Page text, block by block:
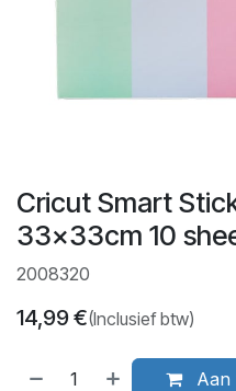
Cricut Smart
33x33cm 10
2008320
14,99€(Inclusief btw)
Aan